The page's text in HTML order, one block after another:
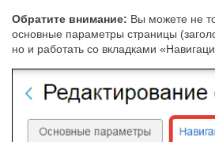
Обратите внимание: Вы можете не
основные параметры страницы
но и работать со вкладками